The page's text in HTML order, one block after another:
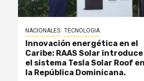
NACIONALES TECNOLOGIA
Innovación energética en el
Caribe: RAAS Solar introduce
el sistema Tesla Solar Roof en
la República Dominicana.